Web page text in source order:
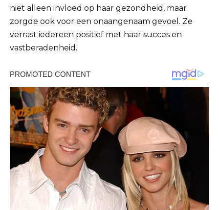
niet alleen invloed op haar gezondheid, maar
zorgde ook voor een onaangenaam gevoel. Ze
verrast iedereen positief met haar succes en
vastberadenheid.